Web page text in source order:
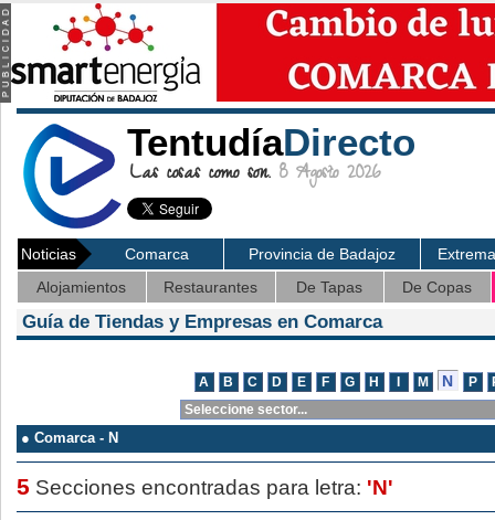
TentudíaDirecto
Las cosas como son. 8 Agosto 2026
Noticias Comarca Provincia de Badajoz
Alojamientos
Restaurantes De Tapas De Copas
Guía de Tiendas y Empresas en Comarca
● Comarca - N
5 Secciones encontradas para letra: 'N'